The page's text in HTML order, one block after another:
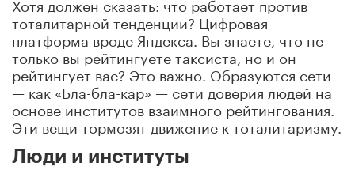
тоталитарной тенденции? Цифровая
платформа вроде Яндекса. Вы знаете, что не
только вы рейтингуете таксиста, но и он
рейтингует вас? Это важно. Образуются сети
— как «Бла-бла-кар» — сети доверия людей на
основе институтов взаимного рейтингования.
Эти вещи тормозят движение к тоталитаризму.
Люди и институты